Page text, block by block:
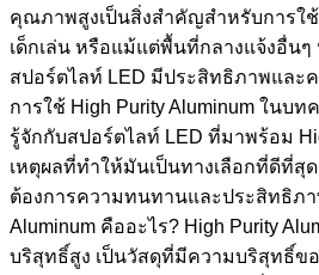
คุณภาพสูงเป็นสิ่งสำคัญสำหรับการใ
เด็กเล่น หรือแม้แต่พื้นที่กลางแจ้งอื่น
สปอร์ตไลท์ LED มีประสิทธิภาพแล
การใช้ High Purity Aluminum ในบ
รู้จักกับสปอร์ตไลท์ LED ที่มาพร้อม
เหตุผลที่ทำให้มันเป็นทางเลือกที่ดีที่สุ
ต้องการความทนทานและประสิทธิภา
Aluminum คืออะไร? High Purity
บริสุทธิ์สูง เป็นวัสดุที่มีความบริสุทธิ์ข